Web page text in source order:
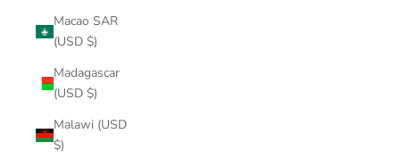
Macao SAR
(USD $)
Madagascar
(USD $)
Malawi (USD
$)